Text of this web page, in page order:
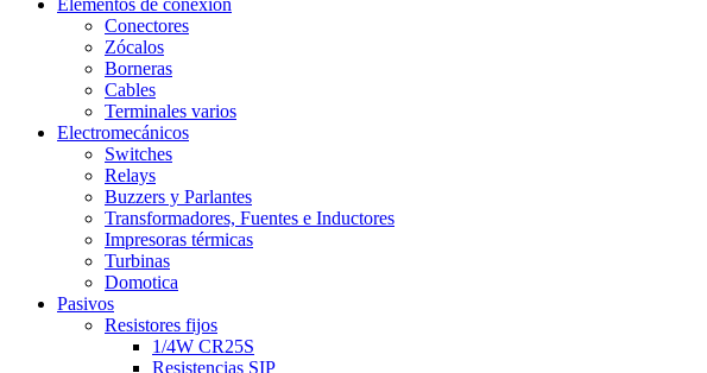
Elementos de conexión
Conectores
Zócalos
Borneras
Cables
Terminales varios
Electromecánicos
Switches
Relays
Buzzers y Parlantes
Transformadores, Fuentes e Inductores
Impresoras térmicas
Turbinas
Domotica
Pasivos
Resistores fijos
1/4W CR25S
Resistencias SIP